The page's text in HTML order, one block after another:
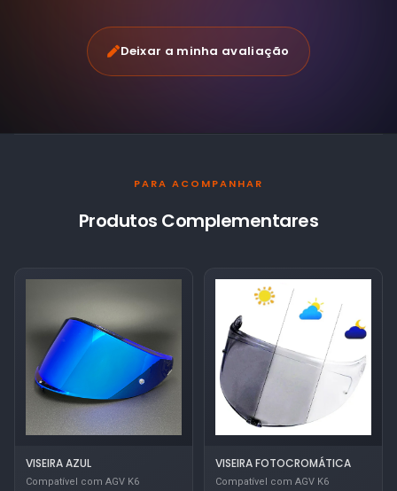
Deixar a minha avaliação
PARA ACOMPANHAR
Produtos Complementares
VISEIRA AZUL
Compatível com AGV K6
VISEIRA FOTOCROMÁTICA
Compatível com AGV K6